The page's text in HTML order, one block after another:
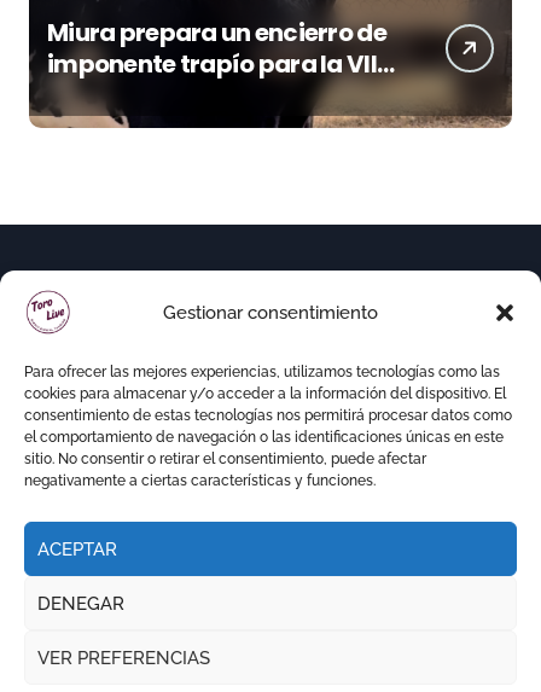
Gestionar consentimiento
Para ofrecer las mejores experiencias, utilizamos tecnologías como las
cookies para almacenar y/o acceder a la información del dispositivo. El
consentimiento de estas tecnologías nos permitirá procesar datos como
el comportamiento de navegación o las identificaciones únicas en este
sitio. No consentir o retirar el consentimiento, puede afectar
negativamente a ciertas características y funciones.
ACEPTAR
DENEGAR
VER PREFERENCIAS
Miura prepara un encierro de
imponente trapío para la VIII
Corrida Magallánica
Copyright © Todos los derechos reservados